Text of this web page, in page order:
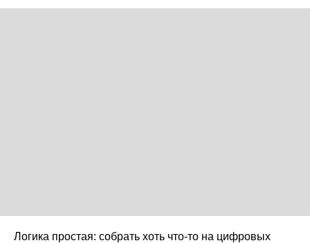
Логика простая: собрать хоть что-то на цифровых